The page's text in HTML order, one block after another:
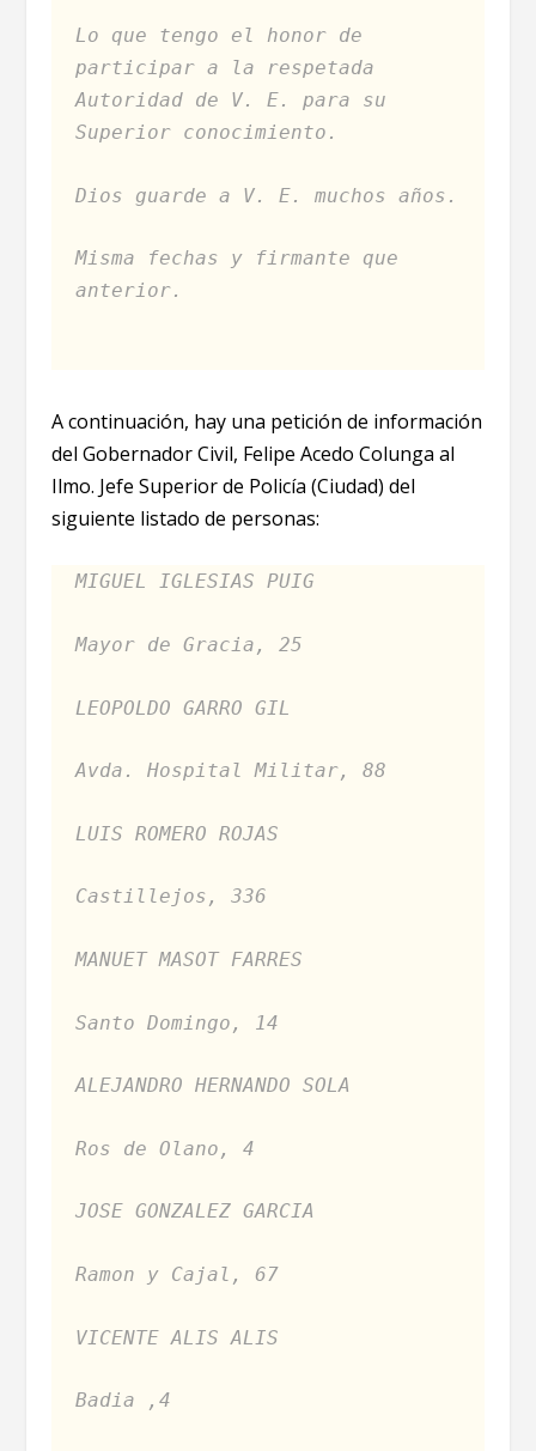
Lo que tengo el honor de
participar a la respetada
Autoridad de V. E. para su
Superior conocimiento.
Dios guarde a V. E. muchos años.
Misma fechas y firmante que
anterior.
A continuación, hay una petición de información
del Gobernador Civil, Felipe Acedo Colunga al
Ilmo. Jefe Superior de Policía (Ciudad) del
siguiente listado de personas:
MIGUEL IGLESIAS PUIG
Mayor de Gracia, 25
LEOPOLDO GARRO GIL
Avda. Hospital Militar, 88
LUIS ROMERO ROJAS
Castillejos, 336
MANUET MASOT FARRES
Santo Domingo, 14
ALEJANDRO HERNANDO SOLA
Ros de Olano, 4
JOSE GONZALEZ GARCIA
Ramon y Cajal, 67
VICENTE ALIS ALIS
Badia ,4